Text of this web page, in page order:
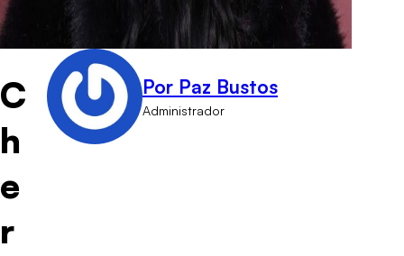
C
h
e
r
Por Paz Bustos
Administrador